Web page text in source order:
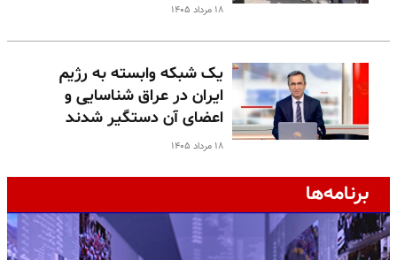
۱۸ مرداد ۱۴۰۵
یک شبکه وابسته به رژیم
ایران در عراق شناسایی و
اعضای آن دستگیر شدند
۱۸ مرداد ۱۴۰۵
برنامه‌ها